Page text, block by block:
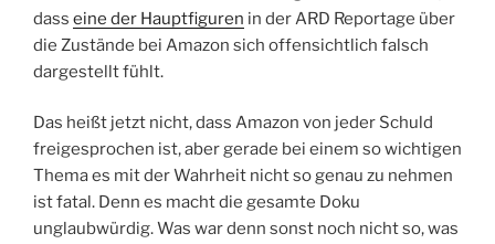
dass eine der Hauptfiguren in der ARD Reportage über
die Zustände bei Amazon sich offensichtlich falsch
dargestellt fühlt.
Das heißt jetzt nicht, dass Amazon von jeder Schuld
freigesprochen ist, aber gerade bei einem so wichtigen
Thema es mit der Wahrheit nicht so genau zu nehmen
ist fatal. Denn es macht die gesamte Doku
unglaubwürdig. Was war denn sonst noch nicht so, was